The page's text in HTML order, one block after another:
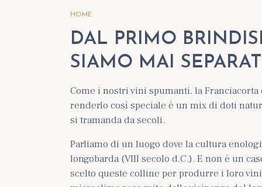
HOME
DAL PRIMO
SIAMO MAI
Come i nostri vini spumanti, la
renderlo così speciale è un mix di doti
si tramanda da secoli.
Parliamo di un luogo dove la cultura
longobarda (VIII secolo d.C.). E non è un
scelto queste colline per produrre i loro